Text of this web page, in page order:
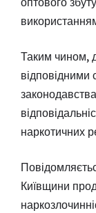
Таким чином,
відповідними
наркотичних
Київщини